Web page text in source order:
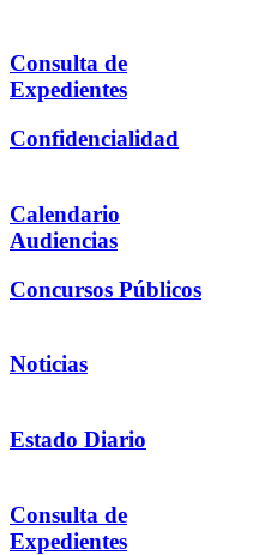
Consulta de
Expedientes
Confidencialidad
Calendario
Audiencias
Concursos Públicos
Noticias
Estado Diario
Consulta de
Expedientes